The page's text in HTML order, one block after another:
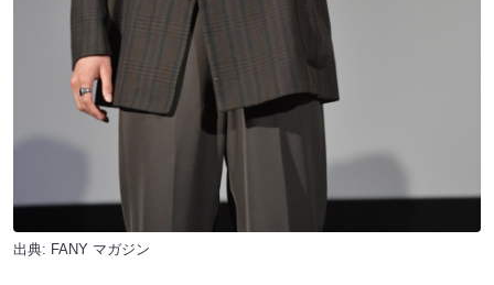
出典: FANY マガジン